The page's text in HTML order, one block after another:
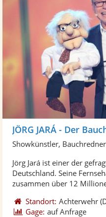
JÖRG JARÁ - Der
Showkünstler, Bauchredner
Jörg Jará ist einer der
Deutschland. Seine
zusammen über 12
Standort: Achterwehr
Gage: auf Anfrage